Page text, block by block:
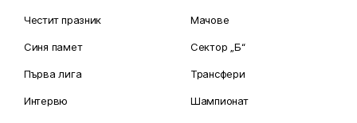
Честит празник
Синя памет
Първа лига
Интервю
Мачове
Сектор „Б“
Трансфери
Шампионат